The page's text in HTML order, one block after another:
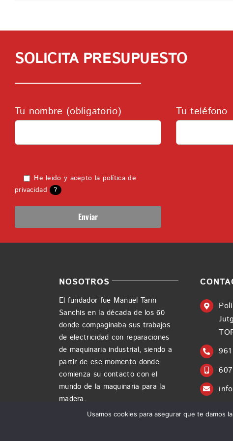
SOLICITA PRESUPUESTO
Tu nombre (obligatorio) Tu teléfono
He leido y acepto la política de
privacidad
?
NOSOTROS
El fundador fue Manuel Tarin
Sanchis en la década de los 60
donde compaginaba sus trabajos
de electricidad con reparaciones
de maquinaria industrial, siendo a
partir de ese momento donde
comienza su contacto con el
mundo de la maquinaria para la
madera.
961
Usamos cookies para asegurar que te damos